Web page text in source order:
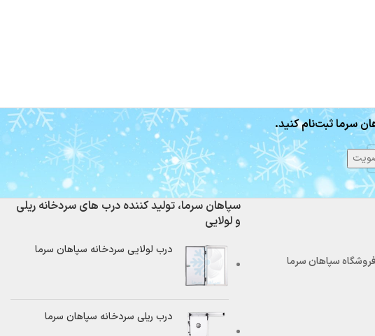
سرما ثبت‌نام کنید.
سپاهان سرما، تولید کننده درب های سردخانه ریلی
و لولایی
درب لولایی سردخانه سپاهان سرما
درب ریلی سردخانه سپاهان سرما